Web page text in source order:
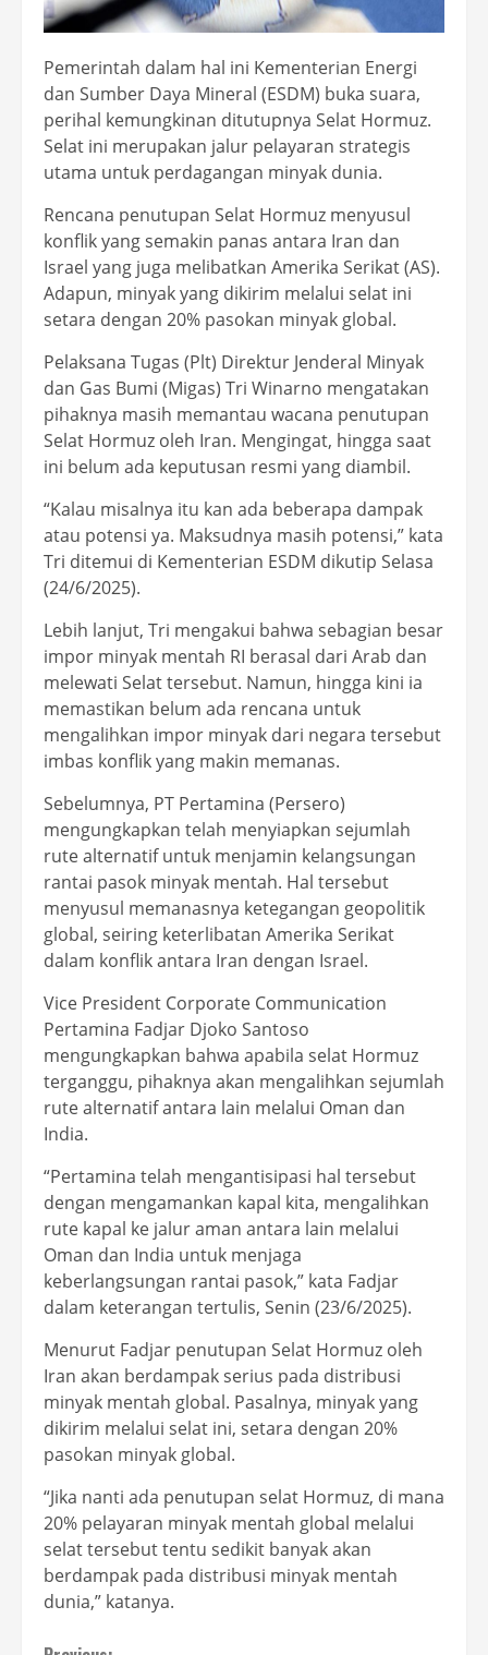
Pemerintah dalam hal ini Kementerian Energi
dan Sumber Daya Mineral (ESDM) buka suara,
perihal kemungkinan ditutupnya Selat Hormuz.
Selat ini merupakan jalur pelayaran strategis
utama untuk perdagangan minyak dunia.
Rencana penutupan Selat Hormuz menyusul
konflik yang semakin panas antara Iran dan
Israel yang juga melibatkan Amerika Serikat (AS).
Adapun, minyak yang dikirim melalui selat ini
setara dengan 20% pasokan minyak global.
Pelaksana Tugas (Plt) Direktur Jenderal Minyak
dan Gas Bumi (Migas) Tri Winarno mengatakan
pihaknya masih memantau wacana penutupan
Selat Hormuz oleh Iran. Mengingat, hingga saat
ini belum ada keputusan resmi yang diambil.
“Kalau misalnya itu kan ada beberapa dampak
atau potensi ya. Maksudnya masih potensi,” kata
Tri ditemui di Kementerian ESDM dikutip Selasa
(24/6/2025).
Lebih lanjut, Tri mengakui bahwa sebagian besar
impor minyak mentah RI berasal dari Arab dan
melewati Selat tersebut. Namun, hingga kini ia
memastikan belum ada rencana untuk
mengalihkan impor minyak dari negara tersebut
imbas konflik yang makin memanas.
Sebelumnya, PT Pertamina (Persero)
mengungkapkan telah menyiapkan sejumlah
rute alternatif untuk menjamin kelangsungan
rantai pasok minyak mentah. Hal tersebut
menyusul memanasnya ketegangan geopolitik
global, seiring keterlibatan Amerika Serikat
dalam konflik antara Iran dengan Israel.
Vice President Corporate Communication
Pertamina Fadjar Djoko Santoso
mengungkapkan bahwa apabila selat Hormuz
terganggu, pihaknya akan mengalihkan sejumlah
rute alternatif antara lain melalui Oman dan
India.
“Pertamina telah mengantisipasi hal tersebut
dengan mengamankan kapal kita, mengalihkan
rute kapal ke jalur aman antara lain melalui
Oman dan India untuk menjaga
keberlangsungan rantai pasok,” kata Fadjar
dalam keterangan tertulis, Senin (23/6/2025).
Menurut Fadjar penutupan Selat Hormuz oleh
Iran akan berdampak serius pada distribusi
minyak mentah global. Pasalnya, minyak yang
dikirim melalui selat ini, setara dengan 20%
pasokan minyak global.
“Jika nanti ada penutupan selat Hormuz, di mana
20% pelayaran minyak mentah global melalui
selat tersebut tentu sedikit banyak akan
berdampak pada distribusi minyak mentah
dunia,” katanya.